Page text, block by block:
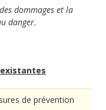
dommages et la
danger.
de prévention